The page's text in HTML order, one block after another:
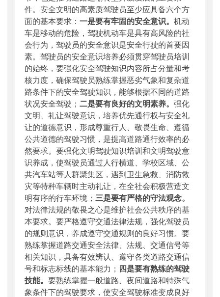
件。安全文明的高素质驾驶员至少应具备六个方
面的基本要求： 一是要有牢固的安全意识。 机动
车是移动的危险，驾驶机动车是具有高风险的社
会行为，驾驶员的安全意识是安全行驶的首要因
素。驾驶员的安全意识培养必须贯穿驾驶员培训
的始终，要强化安全驾驶知识内容所占分量和考
核力度，确保驾驶员熟练掌握恶劣气象和复杂道
路条件下的安全驾驶知识，能够根据不同的道路
状况安全驾驶； 二是要有良好的文明素养。 强化
文明、礼让驾驶意识，培养优先通行权与安全礼
让的道德意识，形成尊重行人、敬畏生命、遵循
公共道德的驾驶习惯，是提高道路通行效率的必
然要求。要强化文明驾驶知识培训和文明驾驶意
识养成，使驾驶员通过人行横道、学校区域、公
共汽车站等人群聚集区，遇到卫生急救、消防救
灾等特种车辆时主动礼让，在全社会积极营造文
明有序的行车环境； 三是要有严格的守法观念。
对法律法规的敬畏之心是维护社会公共秩序的基
本要求。要严格遵守交通法律法规，强化驾驶员
的规则意识，养成遵守交通规则的良好习惯。要
熟练掌握道路交通安全法律、法规、交通信号等
相关知识，具备有效辨认、遵守各类道路交通信
号和标志标线的基本能力； 四是要有熟练的驾驶
技能。 要熟练掌握一般道路、夜间道路和特殊气
象条件下的驾驶要求，使安全驾驶标准变成良好